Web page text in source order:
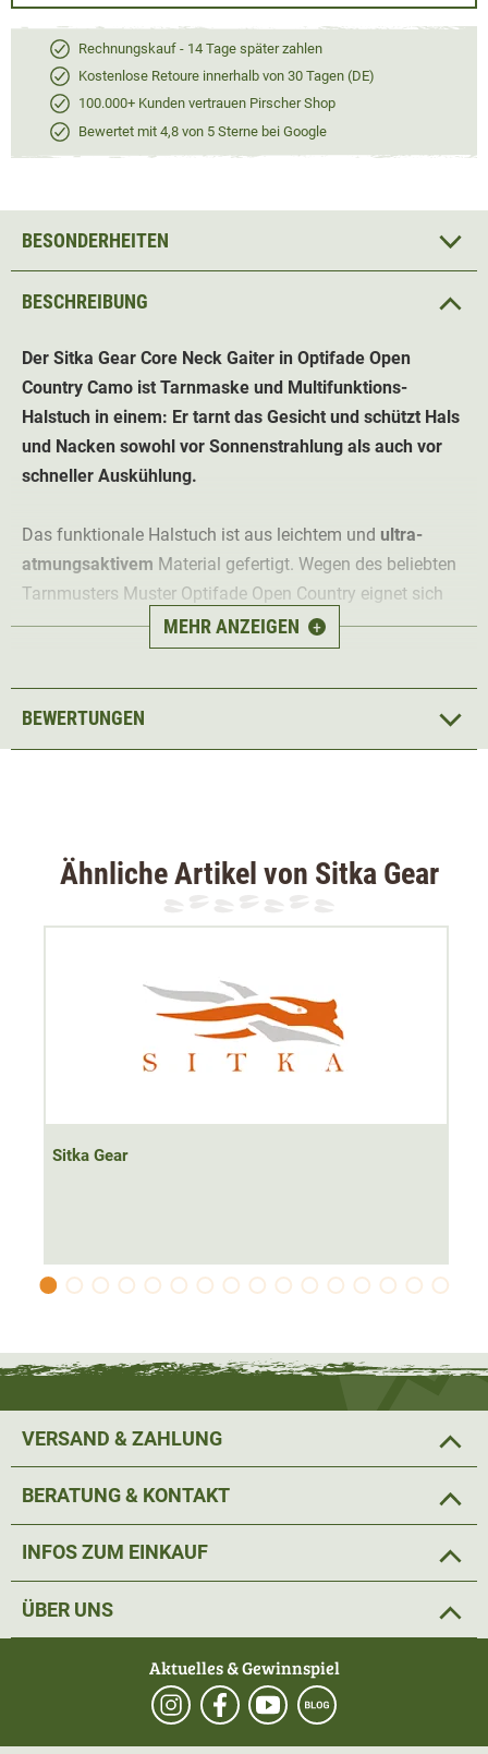
Rechnungskauf - 14 Tage später zahlen
Kostenlose Retoure innerhalb von 30 Tagen (DE)
100.000+ Kunden vertrauen Pirscher Shop
Bewertet mit 4,8 von 5 Sterne bei Google
BESCHREIBUNG
Der Sitka Gear Core Neck Gaiter in Optifade Open
Country Camo ist Tarnmaske und Multifunktions-
Halstuch in einem: Er tarnt das Gesicht und schützt Hals
und Nacken sowohl vor Sonnenstrahlung als auch vor
schneller Auskühlung.
Das funktionale Halstuch ist aus leichtem und ultra-
atmungsaktivem Material gefertigt. Wegen des beliebten
Tarnmusters Muster Optifade Open Country eignet sich
der Sitka Gear Core Neck Gaiter ideal für den Einsatz als
Tarnmaske. Material 100% Polyester.
MEHR ANZEIGEN +
BESONDERHEITEN
BEWERTUNGEN
Ähnliche Artikel von Sitka Gear
Sitka Gear
VERSAND & ZAHLUNG
BERATUNG & KONTAKT
INFOS ZUM EINKAUF
ÜBER UNS
Aktuelles & Gewinnspiel